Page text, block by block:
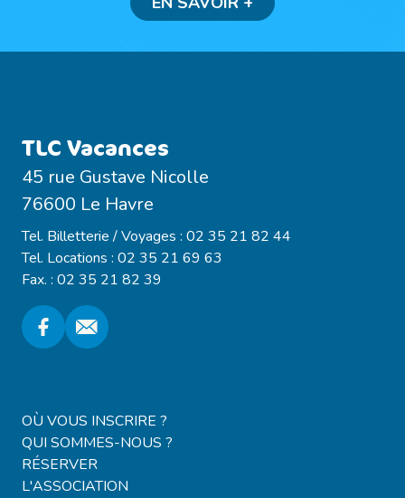
TLC Vacances
45 rue Gustave Nicolle
76600 Le Havre
Tel. Billetterie / Voyages : 02 35 21 82 44
Tel. Locations : 02 35 21 69 63
Fax. : 02 35 21 82 39
OÙ VOUS INSCRIRE ?
QUI SOMMES-NOUS ?
RÉSERVER
L'ASSOCIATION